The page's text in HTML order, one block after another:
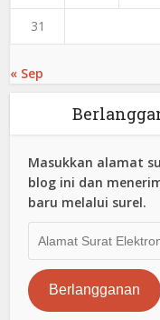
31
« Sep
Masukkan alamat
blog ini dan
baru melalui surel.
Surat
Elektronik
Berlangganan